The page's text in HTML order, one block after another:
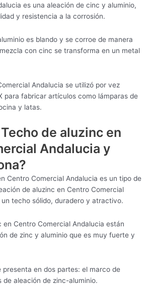
es una aleación de cinc y aluminio,
y resistencia a la corrosión.
es blando y se corroe de manera
con cinc se transforma en un metal
Andalucia se utilizó por vez
para fabricar artículos como lámparas de
y latas.
de aluzinc en
Andalucia y
Centro Comercial Andalucia es un tipo de
de aluzinc en Centro Comercial
techo sólido, duradero y atractivo.
en Centro Comercial Andalucia están
de zinc y aluminio que es muy fuerte y
presenta en dos partes: el marco de
de aleación de zinc-aluminio.